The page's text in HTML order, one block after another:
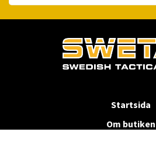
Startsida
Om butiken